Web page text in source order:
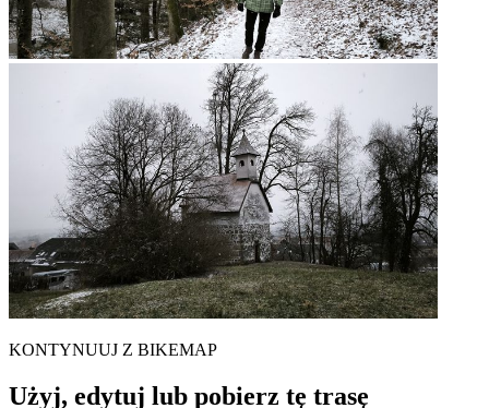
KONTYNUUJ Z BIKEMAP
Użyj, edytuj lub pobierz tę trasę